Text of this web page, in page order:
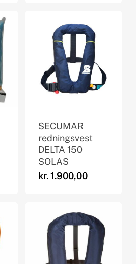
SECUMAR
redningsvest
DELTA 150
SOLAS
kr.1.900,00